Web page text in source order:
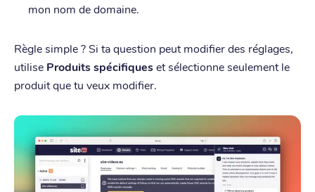
mon nom de domaine.
Règle simple ? Si ta question peut modifier des réglages,
utilise Produits spécifiqueset sélectionne seulement le
produit que tu veux modifier.